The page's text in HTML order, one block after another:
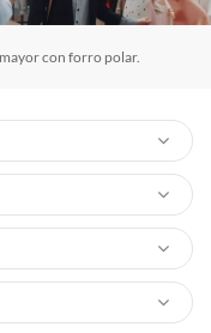
con forro polar.